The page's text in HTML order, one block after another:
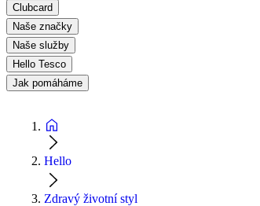
Clubcard
Naše značky
Naše služby
Hello Tesco
Jak pomáháme
Hello
Zdravý životní styl